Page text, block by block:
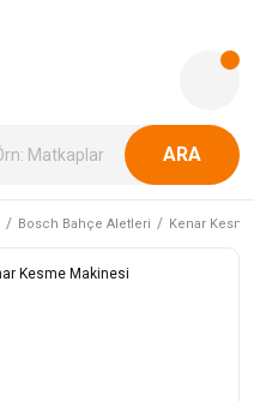
ARA
Bosch Bahçe Aletleri Kenar